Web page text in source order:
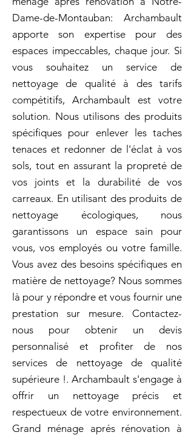
Dame-de-Montauban: Archambault
apporte son expertise pour des
espaces impeccables, chaque jour. Si
vous souhaitez un service de
nettoyage de qualité à des tarifs
compétitifs, Archambault est votre
solution. Nous utilisons des produits
spécifiques pour enlever les taches
tenaces et redonner de l'éclat à vos
sols, tout en assurant la propreté de
vos joints et la durabilité de vos
carreaux. En utilisant des produits de
nettoyage écologiques, nous
garantissons un espace sain pour
vous, vos employés ou votre famille.
Vous avez des besoins spécifiques en
matière de nettoyage? Nous sommes
là pour y répondre et vous fournir une
prestation sur mesure. Contactez-
nous pour obtenir un devis
personnalisé et profiter de nos
services de nettoyage de qualité
supérieure !. Archambault s'engage à
offrir un nettoyage précis et
respectueux de votre environnement.
Grand ménage aprés rénovation à